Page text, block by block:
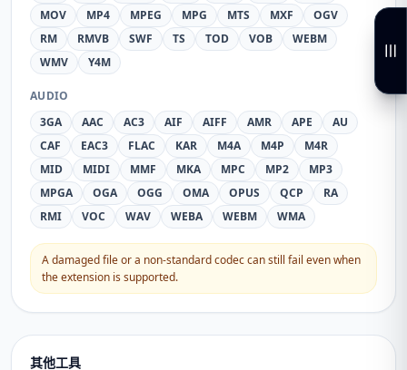
MOV
MP4 MPEG MPG MTS MXF
OGV
RM
RMVB SWF TS TOD VOB
WEBM
WMV
Y4M
AUDIO
3GA
AAC AC3 AIF AIFF AMR APE
AU
CAF
EAC3 FLAC KAR M4A M4P
M4R
MID
MIDI MMF MKA MPC MP2
MP3
MPGA
OGA OGG OMA OPUS QCP
RA
RMI
VOC WAV WEBA WEBM WMA
A damaged file or a non-standard codec can still fail even when
the extension is supported.
其他工具